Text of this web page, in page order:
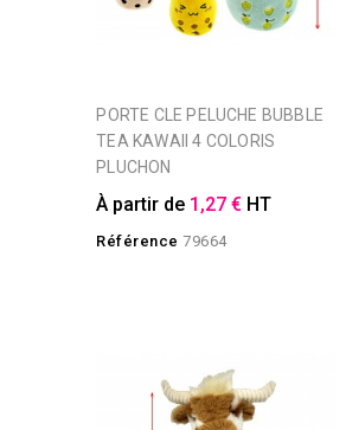
PORTE CLE PELUCHE BUBBLE
TEA KAWAII 4 COLORIS
PLUCHON
À partir de 1,27 € HT
Référence 79664